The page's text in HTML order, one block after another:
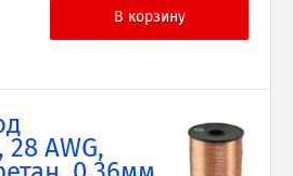
AWG,